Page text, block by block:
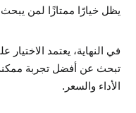
يظل خيارًا ممتازًا لمن
في النهاية، يعتمد
تبحث عن أفضل تجربة
الأداء والسعر.